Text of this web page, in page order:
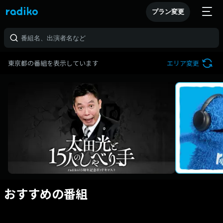
プラン変更
東京都の番組を表示しています エリア変更
おすすめの番組